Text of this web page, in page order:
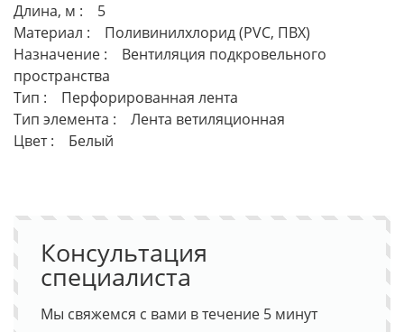
Длина, м : 5
Материал : Поливинилхлорид (PVC, ПВХ)
Назначение : Вентиляция подкровельного
пространства
Тип : Перфорированная лента
Тип элемента : Лента ветиляционная
Цвет : Белый
Консультация
специалиста
Мы свяжемся с вами в течение 5 минут